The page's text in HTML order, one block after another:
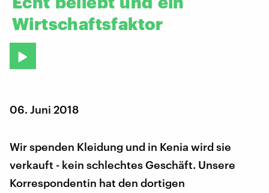
Wirtschaftsfaktor
06. Juni 2018
Wir spenden Kleidung und in Kenia wird sie
verkauft - kein schlechtes Geschäft. Unsere
Korrespondentin hat den dortigen